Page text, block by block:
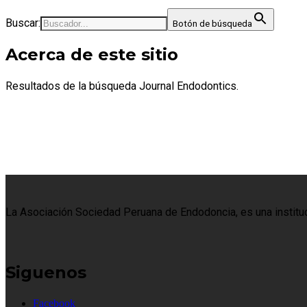
Buscar: Botón de búsqueda
Acerca de este sitio
Resultados de la búsqueda Journal Endodontics.
La Asociación Sociedad Peruana de Endodoncia, es una
Siguenos
Facebook